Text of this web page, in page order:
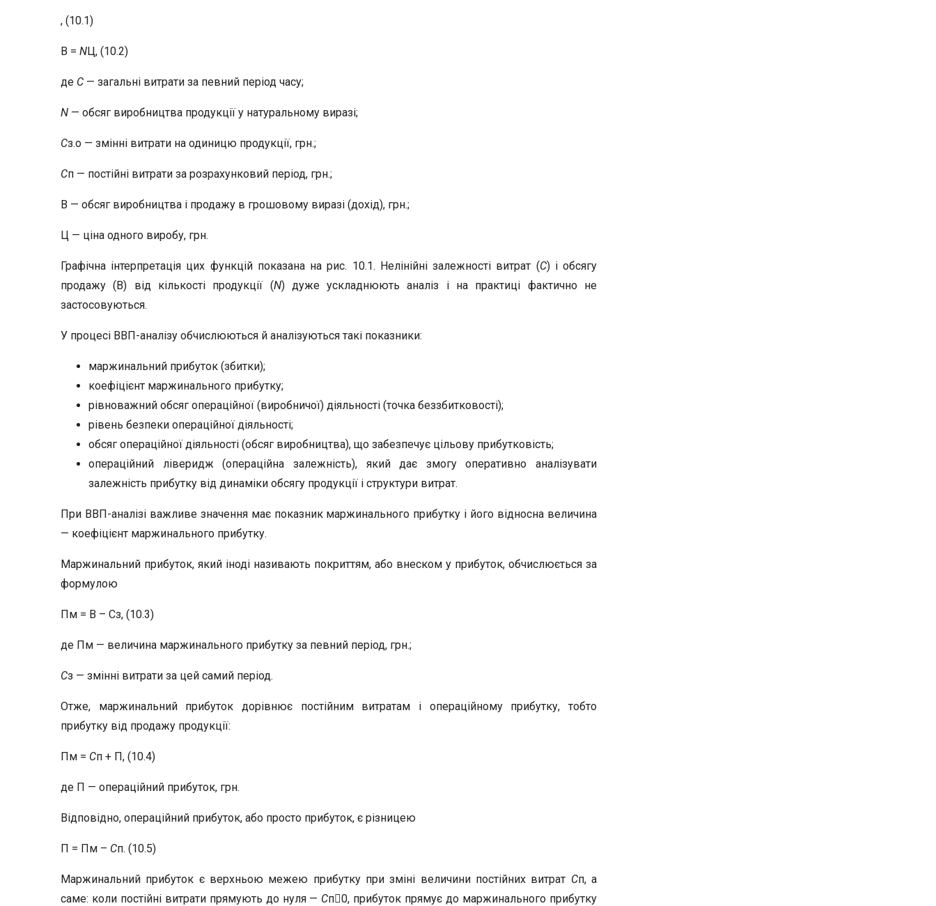
, (10.1)
В = NЦ, (10.2)
де С — загальні витрати за певний період часу;
N — обсяг виробництва продукції у натуральному виразі;
Сз.о — змінні витрати на одиницю продукції, грн.;
Сп — постійні витрати за розрахунковий період, грн.;
В — обсяг виробництва і продажу в грошовому виразі (дохід), грн.;
Ц — ціна одного виробу, грн.
Графічна інтерпретація цих функцій показана на рис. 10.1. Нелінійні залежності витрат (С) і обсягу
продажу (В) від кількості продукції (N) дуже ускладнюють аналіз і на практиці фактично не
застосовуються.
У процесі ВВП-аналізу обчислюються й аналізуються такі показники:
маржинальний прибуток (збитки);
коефіцієнт маржинального прибутку;
рівноважний обсяг операційної (виробничої) діяльності (точка беззбитковості);
рівень безпеки операційної діяльності;
обсяг операційної діяльності (обсяг виробництва), що забезпечує цільову прибутковість;
операційний ліверидж (операційна залежність), який дає змогу оперативно аналізувати
залежність прибутку від динаміки обсягу продукції і структури витрат.
При ВВП-аналізі важливе значення має показник маржинального прибутку і його відносна величина
— коефіцієнт маржинального прибутку.
Маржинальний прибуток, який іноді називають покриттям, або внеском у прибуток, обчислюється за
формулою
Пм = В – Сз, (10.3)
де Пм — величина маржинального прибутку за певний період, грн.;
Сз — змінні витрати за цей самий період.
Отже, маржинальний прибуток дорівнює постійним витратам і операційному прибутку, тобто
прибутку від продажу продукції:
Пм = Сп + П, (10.4)
де П — операційний прибуток, грн.
Відповідно, операційний прибуток, або просто прибуток, є різницею
П = Пм – Сп. (10.5)
Маржинальний прибуток є верхньою межею прибутку при зміні величини постійних витрат Сп, а
саме: коли постійні витрати прямують до нуля — Сп0, прибуток прямує до маржинального прибутку